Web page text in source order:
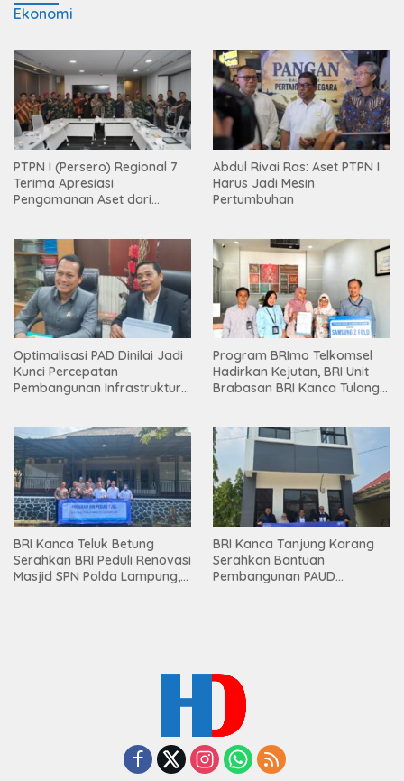
Ekonomi
PTPN I (Persero) Regional 7
Terima Apresiasi
Pengamanan Aset dari
Abdul Rivai Ras: Aset PTPN I
Harus Jadi Mesin
Pertumbuhan
Optimalisasi PAD Dinilai Jadi
Kunci Percepatan
Pembangunan Infrastruktur
Program BRImo Telkomsel
Hadirkan Kejutan, BRI Unit
Brabasan BRI Kanca Tulang
Mesuji
BRI Kanca Teluk Betung
Serahkan BRI Peduli Renovasi
Masjid SPN Polda Lampung,
BRI Kanca Tanjung Karang
Serahkan Bantuan
Pembangunan PAUD